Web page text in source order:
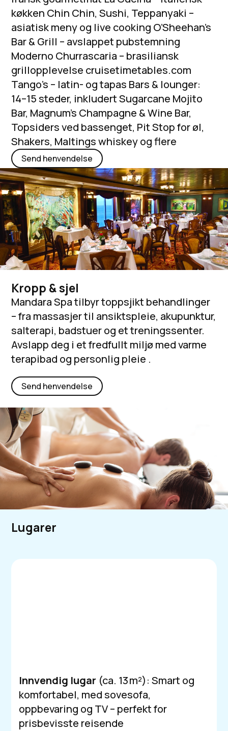
køkken Chin Chin, Sushi, Teppanyaki –
asiatisk meny og live cooking O’Sheehan’s
Bar & Grill – avslappet pubstemning
Moderno Churrascaria – brasiliansk
grillopplevelse cruisetimetables.com
Tango’s – latin- og tapas Bars & lounger:
14–15 steder, inkludert Sugarcane Mojito
Bar, Magnum’s Champagne & Wine Bar,
Topsiders ved bassenget, Pit Stop for øl,
Shakers, Maltings whiskey og flere
Send henvendelse
Kropp & sjel
Mandara Spa tilbyr toppsjikt behandlinger
– fra massasjer til ansiktspleie, akupunktur,
salterapi, badstuer og et treningssenter.
Avslapp deg i et fredfullt miljø med varme
terapibad og personlig pleie .
Send henvendelse
Lugarer
Innvendig lugar (ca. 13 m²): Smart og
komfortabel, med sovesofa,
oppbevaring og TV – perfekt for
prisbevisste reisende